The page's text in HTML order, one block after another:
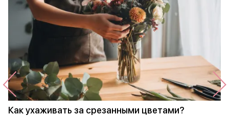
Как ухаживать за срезанными цветами?